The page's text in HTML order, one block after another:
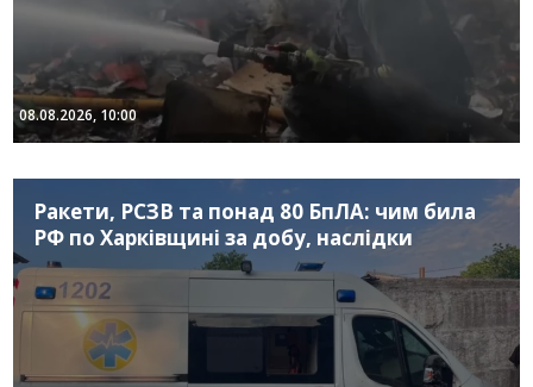
08.08.2026, 10:00
Ракети, РСЗВ та понад 80 БпЛА: чим била
РФ по Харківщині за добу, наслідки